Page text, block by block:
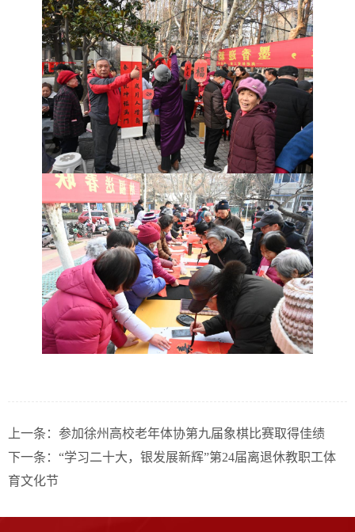
上一条：参加徐州高校老年体协第九届象棋比赛取得佳绩
下一条：“学习二十大，银发展新辉”第24届离退休教职工体
育文化节